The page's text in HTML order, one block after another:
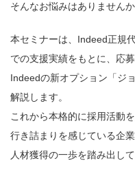
そんなお悩みはありませんか
本セミナーは、Indeed正規
での支援実績をもとに、応
Indeedの新オプション「ジ
解説します。
これから本格的に採用活動
行き詰まりを感じている企
人材獲得の一歩を踏み出して